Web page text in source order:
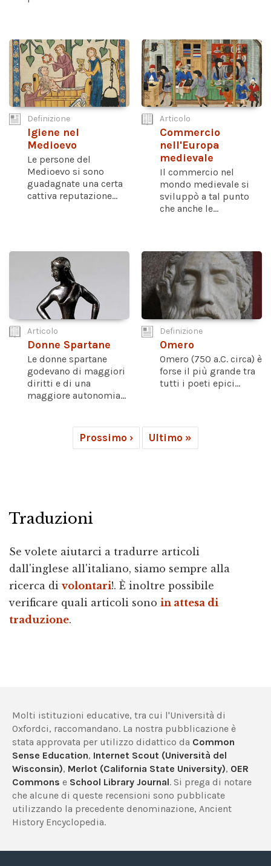
Definizione
Igiene nel
Medioevo
Le persone del
Medioevo si sono
guadagnate una certa
cattiva reputazione...
Articolo
Commercio
nell'Europa
medievale
Il commercio nel
mondo medievale si
sviluppò a tal punto
che anche le...
Articolo
Donne Spartane
Le donne spartane
godevano di maggiori
diritti e di una
maggiore autonomia...
Definizione
Omero
Omero (750 a.C. circa) è
forse il più grande tra
tutti i poeti epici...
Prossimo › Ultimo »
Traduzioni
Se volete aiutarci a tradurre articoli
dall'inglese all'italiano, siamo sempre alla
ricerca di volontari!. È inoltre possibile
verificare quali articoli sono in attesa di
traduzione.
Molti istituzioni educative, tra cui l'Università di
Oxfordci, raccomandano. La nostra pubblicazione è
stata approvata per utilizzo didattico da Common
Sense Education, Internet Scout (Università del
Wisconsin), Merlot (California State University), OER
Commons e School Library Journal. Si prega di notare
che alcune di queste recensioni sono pubblicate
utilizzando la precedente denominazione, Ancient
History Encyclopedia.